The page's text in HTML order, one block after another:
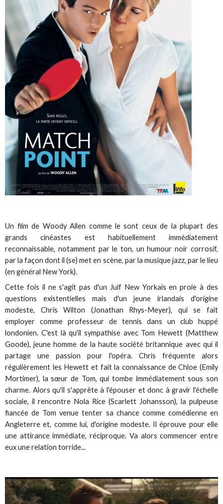
Un film de Woody Allen comme le sont ceux de la plupart des
grands cinéastes est habituellement immédiatement
reconnaissable, notamment par le ton, un humour noir corrosif,
par la façon dont il (se) met en scène, par la musique jazz, par le lieu
(en général New York).
Cette fois il ne s'agit pas d'un Juif New Yorkais en proie à des
questions existentielles mais d'un jeune irlandais d'origine
modeste, Chris Wilton (Jonathan Rhys-Meyer), qui se fait
employer comme professeur de tennis dans un club huppé
londonien. C'est là qu'il sympathise avec Tom Hewett (Matthew
Goode), jeune homme de la haute société britannique avec qui il
partage une passion pour l'opéra. Chris fréquente alors
régulièrement les Hewett et fait la connaissance de Chloe (Emily
Mortimer), la sœur de Tom, qui tombe immédiatement sous son
charme. Alors qu'il s'apprête à l'épouser et donc à gravir l'échelle
sociale, il rencontre Nola Rice (Scarlett Johansson), la pulpeuse
fiancée de Tom venue tenter sa chance comme comédienne en
Angleterre et, comme lui, d'origine modeste. Il éprouve pour elle
une attirance immédiate, réciproque. Va alors commencer entre
eux une relation torride...